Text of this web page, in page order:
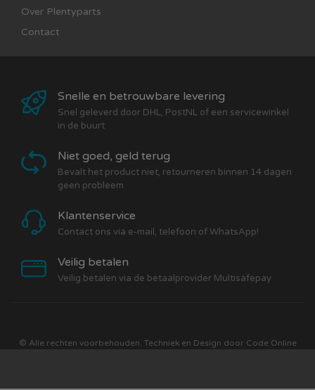
Over Plentyparts
Contact
Snelle en betrouwbare levering
Snel geleverd door DHL, PostNL of een servicewinkel
in de buurt
Niet goed, geld terug
Bevalt het product niet, retourneren binnen 14 dagen
geen probleem
Klantenservice
Contact ons via e-mail, telefoon of WhatsApp!
Veilig betalen
Veilig betalen via de betaalprovider Multisafepay
© Alle rechten voorbehouden. Techniek en Design door Code Online